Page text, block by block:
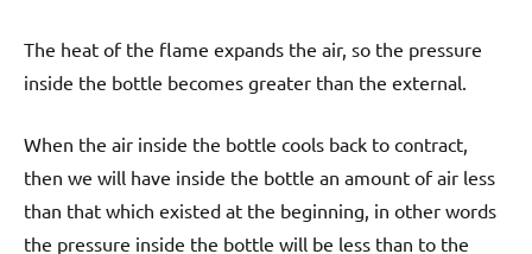
The heat of the flame expands the air, so the pressure
inside the bottle becomes greater than the external.
When the air inside the bottle cools back to contract,
then we will have inside the bottle an amount of air less
than that which existed at the beginning, in other words
the pressure inside the bottle will be less than to the